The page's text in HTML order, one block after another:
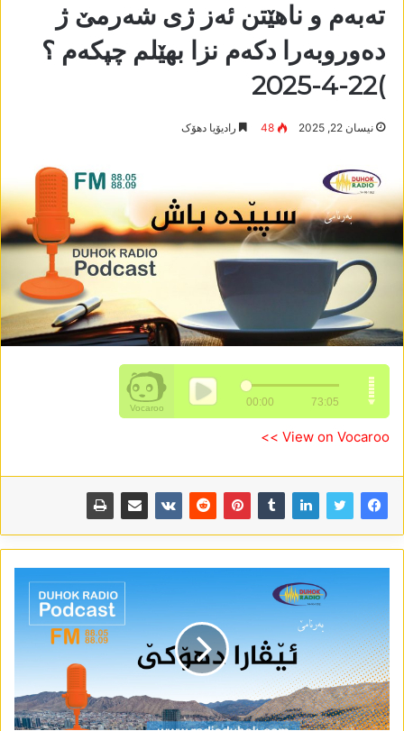
تەبەم و ناھێتن ئەز ژی شەرمێ ژ
دەوروبەرا دکەم نزا بھێلم چپکەم ؟
)22-4-2025
نیسان 22, 2025 48 رادیۆیا دھۆک
View on Vocaroo >>